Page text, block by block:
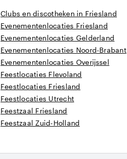
Clubs en discotheken in Friesland
Evenementenlocaties Friesland
Evenementenlocaties Gelderland
Evenementenlocaties Noord-Brabant
Evenementenlocaties Overijssel
Feestlocaties Flevoland
Feestlocaties Friesland
Feestlocaties Utrecht
Feestzaal Friesland
Feestzaal Zuid-Holland